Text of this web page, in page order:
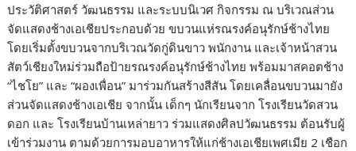
ประวัติศาสตร์ วัฒนธรรม และระบบนิเวศ กิจกรรม ณ บริเวณส่วน
จัดแสดงช้างเอเชียประกอบด้วย ขบวนแห่รณรงค์อนุรักษ์ช้างไทย
โดยเริ่มตั้งขบวนจากบริเวณวัดกู่ดินขาว พนักงาน และเจ้าหน้าสวน
สัตว์เชียงใหม่ร่วมถือป้ายรณรงค์อนุรักษ์ช้างไทย พร้อมมาสคอตช้าง
“ไชโย” และ “ผองเพื่อน” มาร่วมกันสร้างสีสัน โดยเคลื่อนขบวนมายัง
ส่วนจัดแสดงช้างเอเชีย จากนั้น เด็กๆ นักเรียนจาก โรงเรียนวัดสวน
ดอก และ โรงเรียนบ้านเหล่ายาว ร่วมแสดงศิลปวัฒนธรรม ต้อนรับผู้
เข้าร่วมงาน ตามด้วยการมอบอาหารให้แก่ช้างเอเชียเพศเมีย 2 เชือก